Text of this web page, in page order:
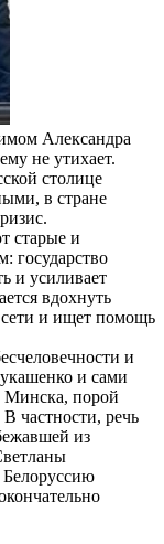
Александра
не утихает.
столице
в стране
старые и
государство
и усиливает
вдохнуть
и ищет помощь
и
и сами
Минска, порой
частности, речь
из